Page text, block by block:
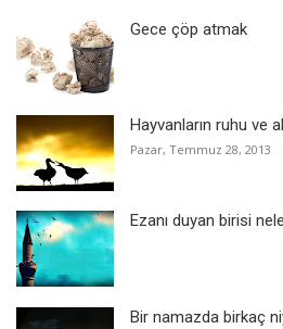
Gece çöp atmak
Hayvanların ruhu ve
Pazar, Temmuz 28, 2013
Ezanı duyan birisi
Bir namazda birkaç